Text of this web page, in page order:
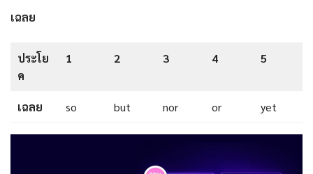
เฉลย
ประโย
ค
1 2 3 4 5
เฉลย so but nor or yet